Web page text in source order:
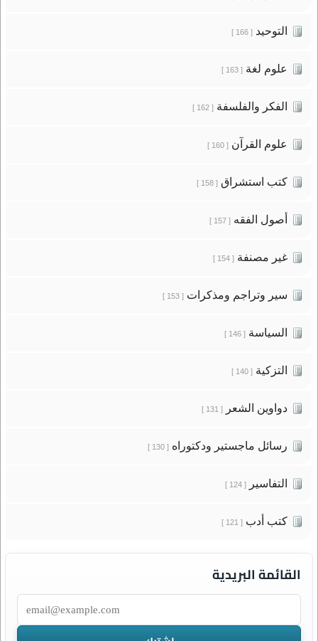
التوحيد[ 166 ]
علوم لغة[ 163 ]
الفكر والفلسفة[ 162 ]
علوم القرآن[ 160 ]
كتب استشراق[ 158 ]
أصول الفقه[ 157 ]
غير مصنفة[ 154 ]
سير وتراجم ومذكرات[ 153 ]
السياسة[ 146 ]
التزكية[ 140 ]
دواوين الشعر[ 131 ]
رسائل ماجستير ودكتوراه[ 130 ]
التفاسير[ 124 ]
كتب أدب[ 121 ]
القائمة البريدية